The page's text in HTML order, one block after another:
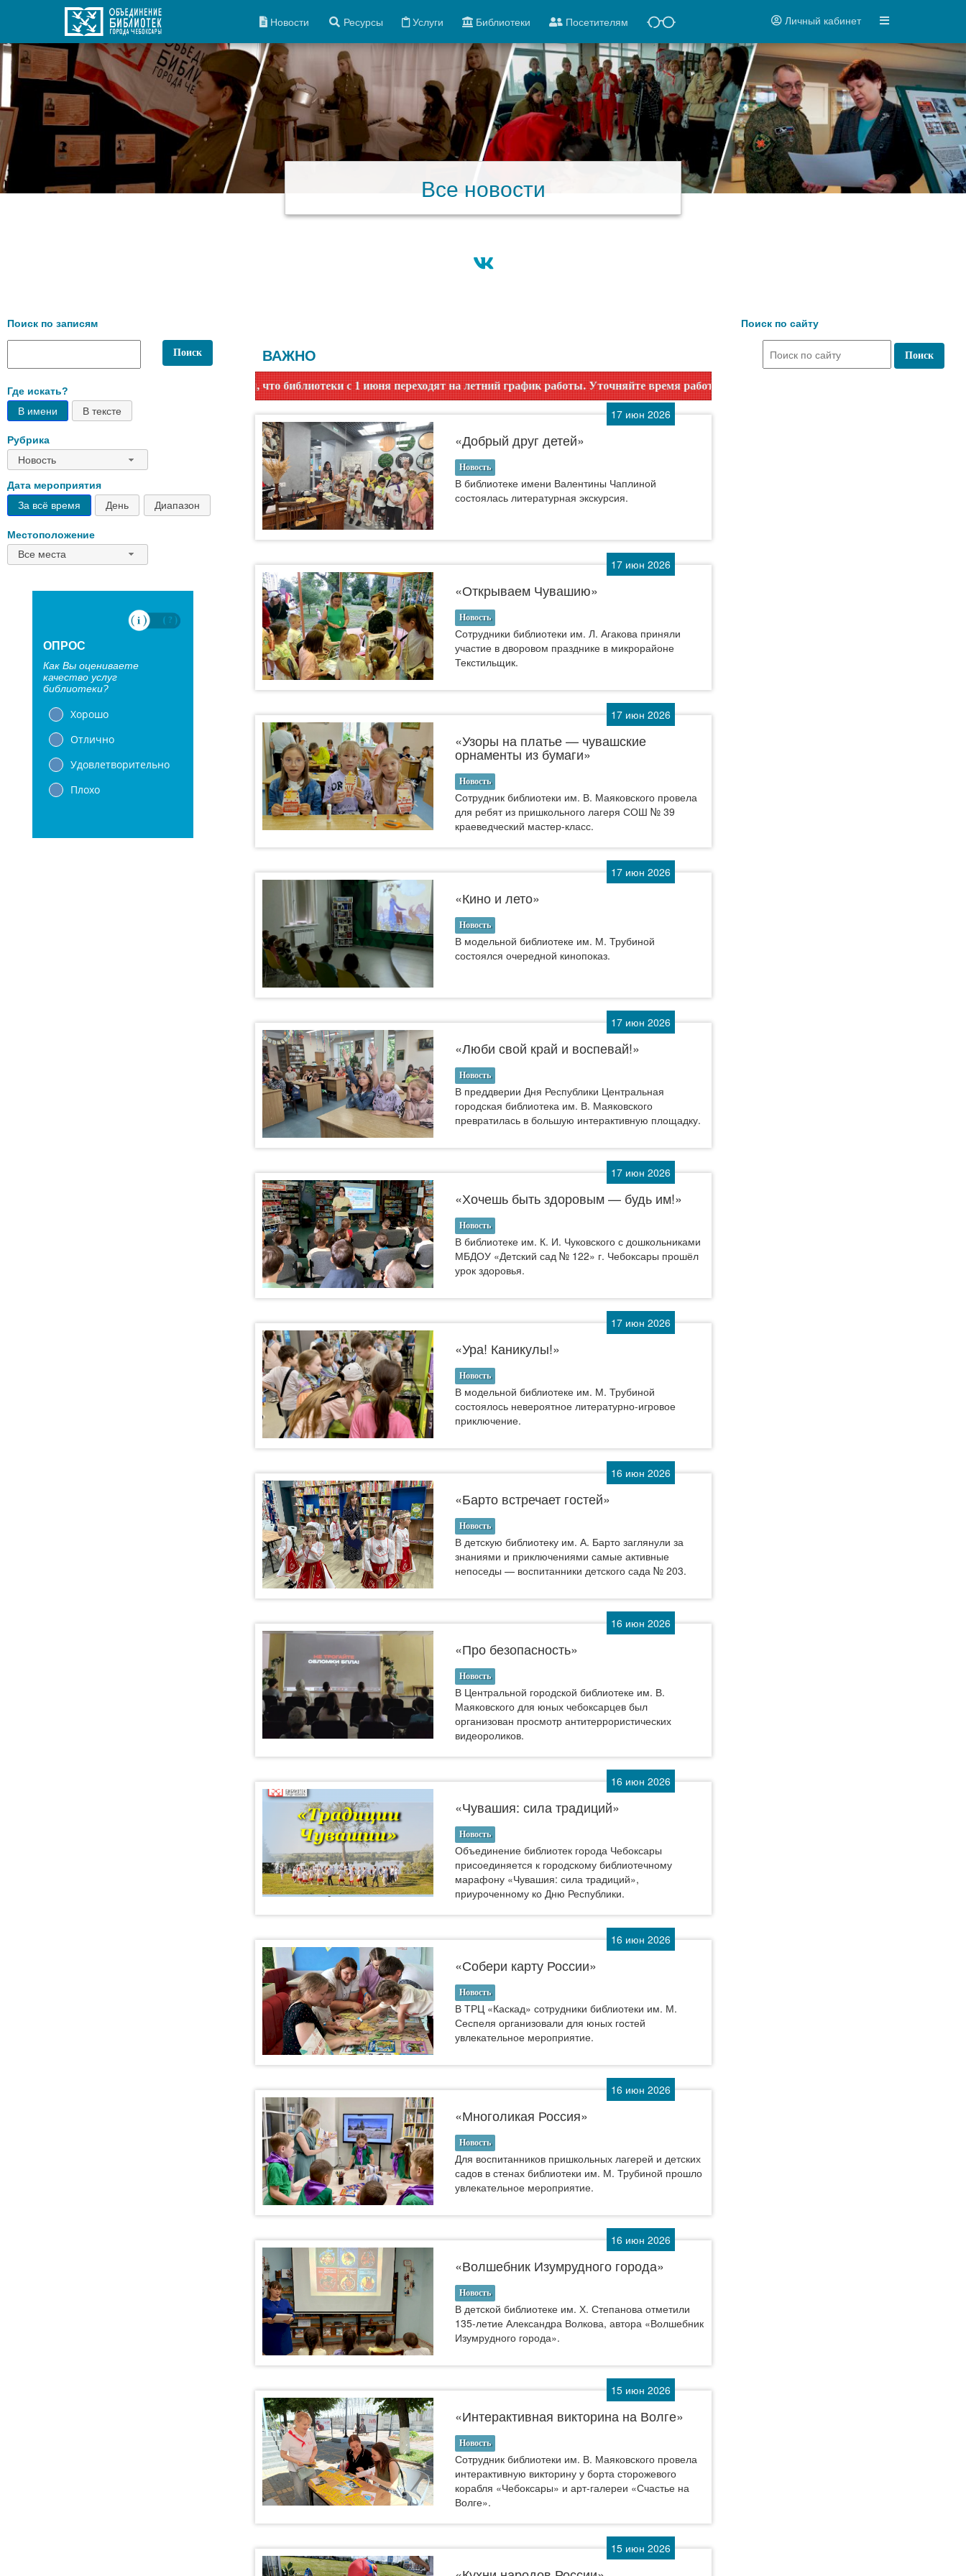
Новости Ресурсы Услуги Библиотеки Посетителям Личный кабинет
Все новости
Поиск по записям
Где искать?
В имени
В тексте
Рубрика
Новость
Дата мероприятия
За всё время
День Диапазон
Местоположение
Все места
ОПРОС
Как Вы оцениваете
качество услуг
библиотеки?
Хорошо
Отлично
Удовлетворительно
Плохо
ВАЖНО
читатели! Сообщаем, что библиотеки с 1 июня переходят на летний график работы. Уточняйте время работы по номеру телефона или на сайте в разделе "Библиотеки"!
17 июн 2026
«Добрый друг детей»
Новость
В библиотеке имени Валентины Чаплиной
состоялась литературная экскурсия.
17 июн 2026
«Открываем Чувашию»
Новость
Сотрудники библиотеки им. Л. Агакова приняли
участие в дворовом празднике в микрорайоне
Текстильщик.
17 июн 2026
«Узоры на платье — чувашские
орнаменты из бумаги»
Новость
Сотрудник библиотеки им. В. Маяковского провела
для ребят из пришкольного лагеря СОШ № 39
краеведческий мастер-класс.
17 июн 2026
«Кино и лето»
Новость
В модельной библиотеке им. М. Трубиной
состоялся очередной кинопоказ.
17 июн 2026
«Люби свой край и воспевай!»
Новость
В преддверии Дня Республики Центральная
городская библиотека им. В. Маяковского
превратилась в большую интерактивную площадку.
17 июн 2026
«Хочешь быть здоровым — будь им!»
Новость
В библиотеке им. К. И. Чуковского с дошкольниками
МБДОУ «Детский сад № 122» г. Чебоксары прошёл
урок здоровья.
17 июн 2026
«Ура! Каникулы!»
Новость
В модельной библиотеке им. М. Трубиной
состоялось невероятное литературно-игровое
приключение.
16 июн 2026
«Барто встречает гостей»
Новость
В детскую библиотеку им. А. Барто заглянули за
знаниями и приключениями самые активные
непоседы — воспитанники детского сада № 203.
16 июн 2026
«Про безопасность»
Новость
В Центральной городской библиотеке им. В.
Маяковского для юных чебоксарцев был
организован просмотр антитеррористических
видеороликов.
16 июн 2026
«Чувашия: сила традиций»
Новость
Объединение библиотек города Чебоксары
присоединяется к городскому библиотечному
марафону «Чувашия: сила традиций»,
приуроченному ко Дню Республики.
16 июн 2026
«Собери карту России»
Новость
В ТРЦ «Каскад» сотрудники библиотеки им. М.
Сеспеля организовали для юных гостей
увлекательное мероприятие.
16 июн 2026
«Многоликая Россия»
Новость
Для воспитанников пришкольных лагерей и детских
садов в стенах библиотеки им. М. Трубиной прошло
увлекательное мероприятие.
16 июн 2026
«Волшебник Изумрудного города»
Новость
​​​​​​​В детской библиотеке им. Х. Степанова отметили
135-летие Александра Волкова, автора «Волшебник
Изумрудного города».
15 июн 2026
«Интерактивная викторина на Волге»
Новость
Сотрудник библиотеки им. В. Маяковского провела
интерактивную викторину у борта сторожевого
корабля «Чебоксары» и арт-галереи «Счастье на
Волге».
15 июн 2026
Поиск по сайту